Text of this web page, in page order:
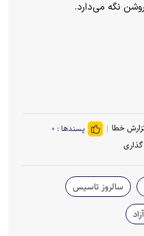
نگه می‌دارد.
خطا پسندها : ۰
سالروز تاسیس